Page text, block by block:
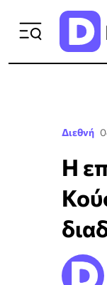
Διεθνή
Η